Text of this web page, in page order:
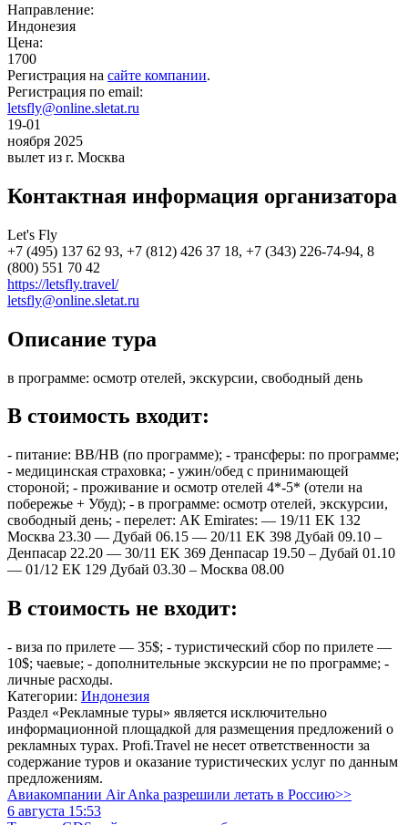
Направление:
Индонезия
Цена:
1700
Регистрация на сайте компании.
Регистрация по email:
letsfly@online.sletat.ru
19-01
ноября 2025
вылет из г. Москва
Контактная информация организатора
Let's Fly
+7 (495) 137 62 93, +7 (812) 426 37 18, +7 (343) 226-74-94, 8
(800) 551 70 42
https://letsfly.travel/
letsfly@online.sletat.ru
Описание тура
в программе: осмотр отелей, экскурсии, свободный день
В стоимость входит:
- питание: BB/HB (по программе); - трансферы: по программе;
- медицинская страховка; - ужин/обед с принимающей
стороной; - проживание и осмотр отелей 4*-5* (отели на
побережье + Убуд); - в программе: осмотр отелей, экскурсии,
свободный день; - перелет: АК Emirates: — 19/11 EK 132
Москва 23.30 — Дубай 06.15 — 20/11 EK 398 Дубай 09.10 –
Денпасар 22.20 — 30/11 EK 369 Денпасар 19.50 – Дубай 01.10
— 01/12 ЕК 129 Дубай 03.30 – Москва 08.00
В стоимость не входит:
- виза по прилете — 35$; - туристический сбор по прилете —
10$; чаевые; - дополнительные экскурсии не по программе; -
личные расходы.
Категории: Индонезия
Раздел «Рекламные туры» является исключительно
информационной площадкой для размещения предложений о
рекламных турах. Profi.Travel не несет ответственности за
содержание туров и оказание туристических услуг по данным
предложениям.
Авиакомпании Air Anka разрешили летать в Россию>>
6 августа 15:53